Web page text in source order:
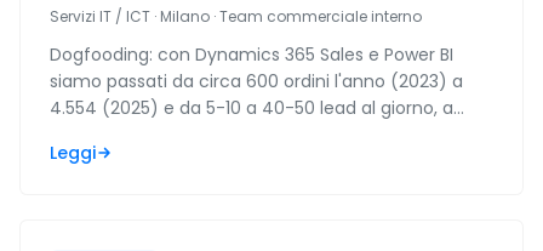
Servizi IT / ICT · Milano · Team commerciale interno
Dogfooding: con Dynamics 365 Sales e Power BI
siamo passati da circa 600 ordini l'anno (2023) a
4.554 (2025) e da 5-10 a 40-50 lead al giorno, a
Leggi